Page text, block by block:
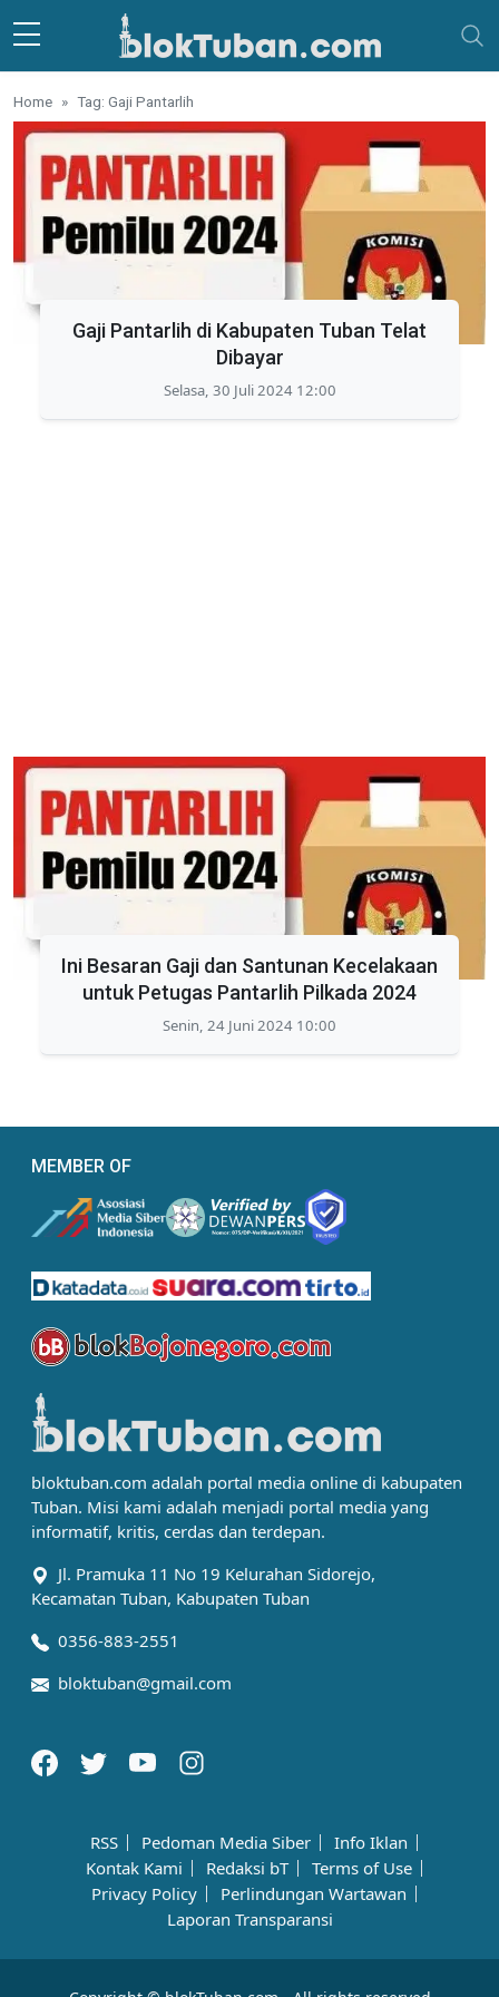
Skip to main content
Home Tag: Gaji Pantarlih
Gaji Pantarlih di Kabupaten Tuban Telat
Dibayar
Selasa, 30 Juli 2024 12:00
Ini Besaran Gaji dan Santunan Kecelakaan
untuk Petugas Pantarlih Pilkada 2024
Senin, 24 Juni 2024 10:00
MEMBER OF
bloktuban.com adalah portal media online di kabupaten
Tuban. Misi kami adalah menjadi portal media yang
informatif, kritis, cerdas dan terdepan.
Jl. Pramuka 11 No 19 Kelurahan Sidorejo,
Kecamatan Tuban, Kabupaten Tuban
0356-883-2551
bloktuban@gmail.com
RSS Pedoman Media Siber
Info Iklan
Kontak Kami
Redaksi bT
Terms of Use
Privacy Policy
Perlindungan Wartawan
Laporan Transparansi